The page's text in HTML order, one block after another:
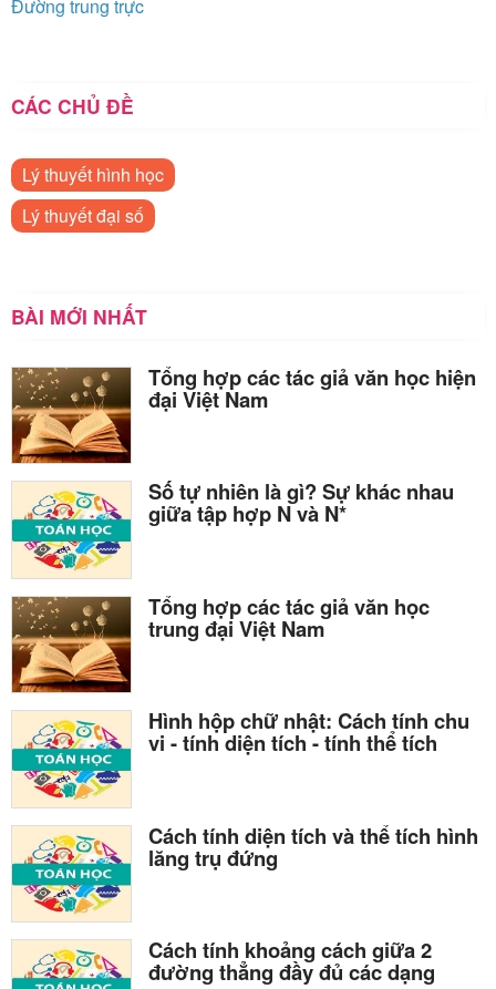
Đường trung trực
CÁC CHỦ ĐỀ
Lý thuyết hình học
Lý thuyết đại số
BÀI MỚI NHẤT
Tổng hợp các tác giả văn học hiện
đại Việt Nam
Số tự nhiên là gì? Sự khác nhau
giữa tập hợp N và N*
Tổng hợp các tác giả văn học
trung đại Việt Nam
Hình hộp chữ nhật: Cách tính chu
vi - tính diện tích - tính thể tích
Cách tính diện tích và thể tích hình
lăng trụ đứng
Cách tính khoảng cách giữa 2
đường thẳng đầy đủ các dạng